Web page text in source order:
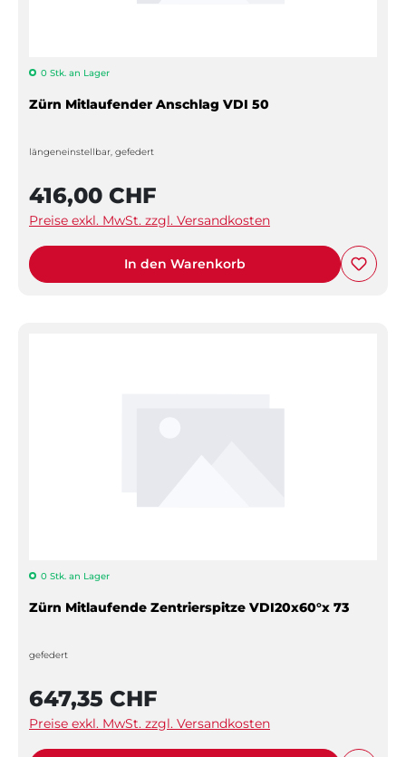
0 Stk. an Lager
Zürn Mitlaufender Anschlag VDI 50
längeneinstellbar, gefedert
416,00 CHF
Preise exkl. MwSt. zzgl. Versandkosten
In den Warenkorb
0 Stk. an Lager
Zürn Mitlaufende Zentrierspitze VDI20x60°x 73
gefedert
647,35 CHF
Preise exkl. MwSt. zzgl. Versandkosten